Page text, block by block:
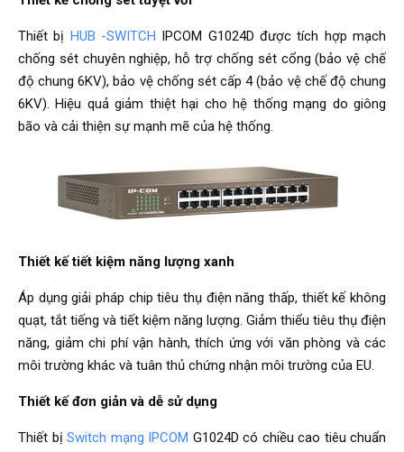
Thiết bị HUB -SWITCH IPCOM G1024D được tích hợp mạch
chống sét chuyên nghiệp, hỗ trợ chống sét cổng (bảo vệ chế
độ chung 6KV), bảo vệ chống sét cấp 4 (bảo vệ chế độ chung
6KV). Hiệu quả giảm thiệt hại cho hệ thống mạng do giông
bão và cải thiện sự mạnh mẽ của hệ thống.
Thiết kế tiết kiệm năng lượng xanh
Áp dụng giải pháp chip tiêu thụ điện năng thấp, thiết kế không
quạt, tắt tiếng và tiết kiệm năng lượng. Giảm thiểu tiêu thụ điện
năng, giảm chi phí vận hành, thích ứng với văn phòng và các
môi trường khác và tuân thủ chứng nhận môi trường của EU.
Thiết kế đơn giản và dễ sử dụng
Thiết bị Switch mạng IPCOM G1024D có chiều cao tiêu chuẩn